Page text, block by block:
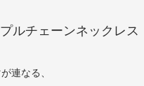
ルチェーンネックレス
連なる、